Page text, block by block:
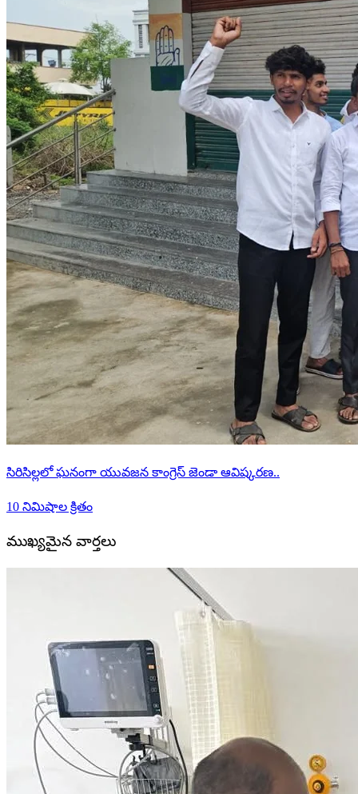
సిరిసిల్లలో ఘనంగా యువజన కాంగ్రెస్ జెండా ఆవిష్కరణ..
10 నిమిషాల క్రితం
ముఖ్యమైన వార్తలు